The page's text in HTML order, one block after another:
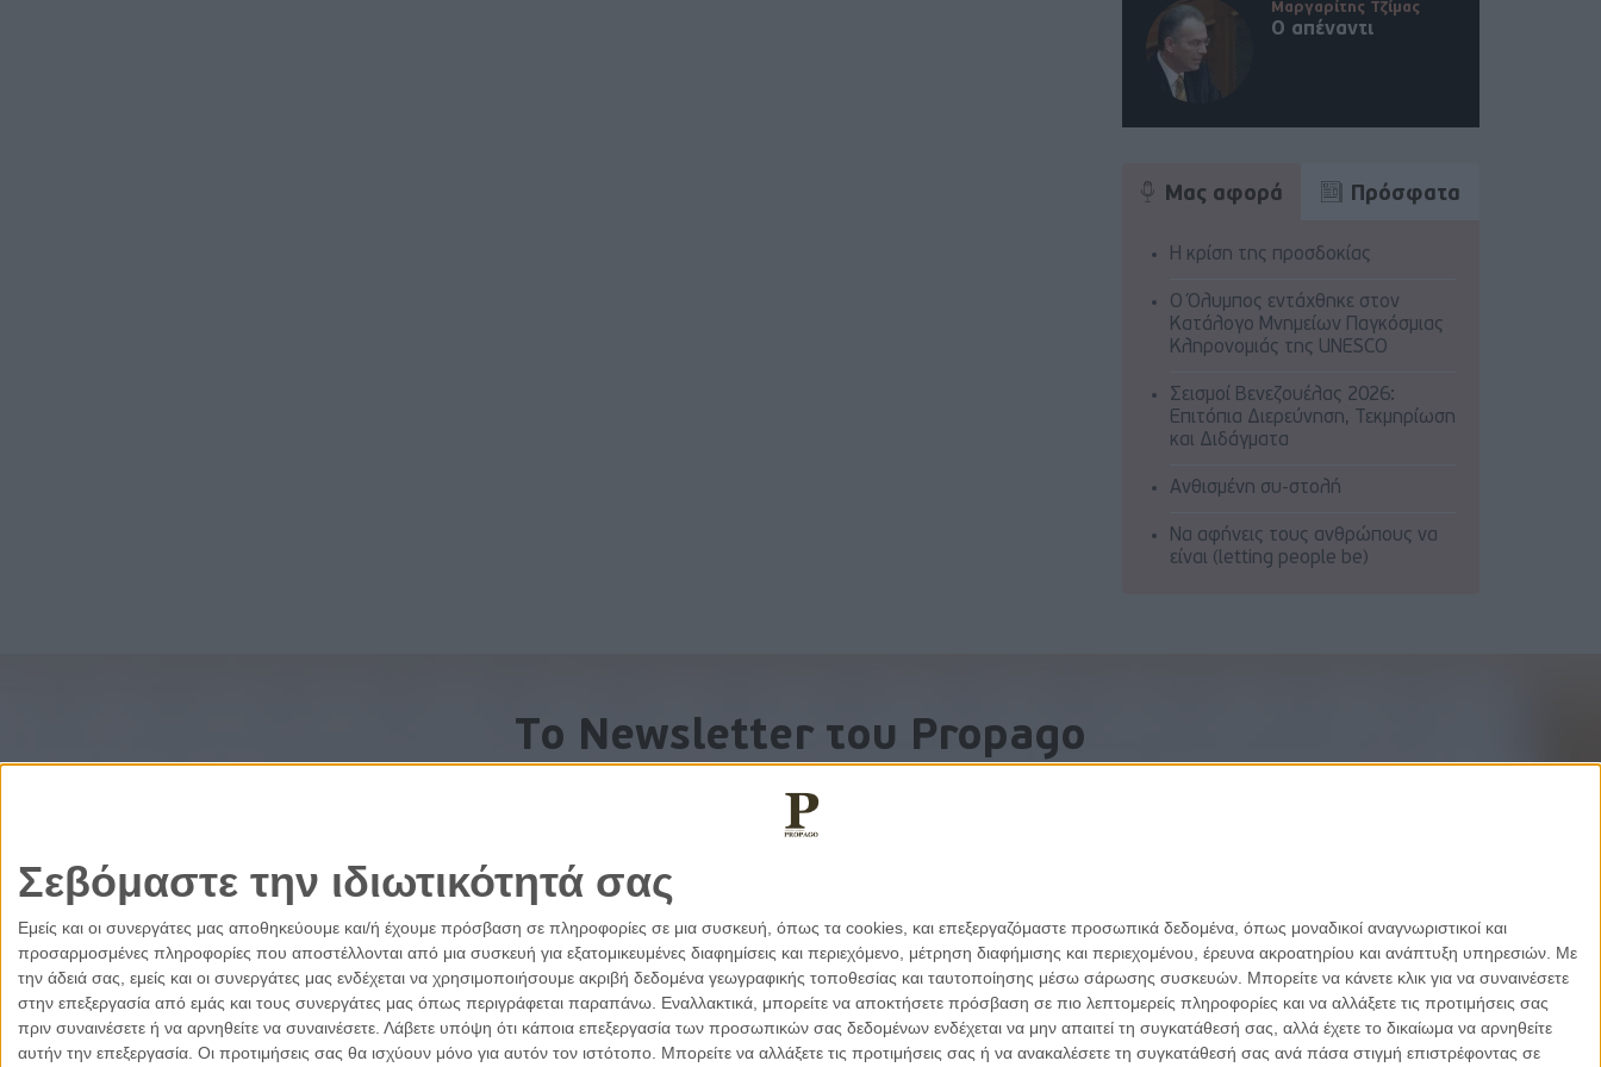
Σεβόμαστε την ιδιωτικότητά σας
Εμείς και οι συνεργάτες μας αποθηκεύουμε και/ή έχουμε πρόσβαση σε πληροφορίες σε μια συσκευή, όπως τα cookies, και επεξεργαζόμαστε προσωπικά δεδομένα, όπως μοναδικοί αναγνωριστικοί και
προσαρμοσμένες πληροφορίες που αποστέλλονται από μια συσκευή για εξατομικευμένες διαφημίσεις και περιεχόμενο, μέτρηση διαφήμισης και περιεχομένου, έρευνα ακροατηρίου και ανάπτυξη υπηρεσιών. Με
την άδειά σας, εμείς και οι συνεργάτες μας ενδέχεται να χρησιμοποιήσουμε ακριβή δεδομένα γεωγραφικής τοποθεσίας και ταυτοποίησης μέσω σάρωσης συσκευών. Μπορείτε να κάνετε κλικ για να συναινέσετε
στην επεξεργασία από εμάς και τους συνεργάτες μας όπως περιγράφεται παραπάνω. Εναλλακτικά, μπορείτε να αποκτήσετε πρόσβαση σε πιο λεπτομερείς πληροφορίες και να αλλάξετε τις προτιμήσεις σας
πριν συναινέσετε ή να αρνηθείτε να συναινέσετε. Λάβετε υπόψη ότι κάποια επεξεργασία των προσωπικών σας δεδομένων ενδέχεται να μην απαιτεί τη συγκατάθεσή σας, αλλά έχετε το δικαίωμα να αρνηθείτε
αυτήν την επεξεργασία. Οι προτιμήσεις σας θα ισχύουν μόνο για αυτόν τον ιστότοπο. Μπορείτε να αλλάξετε τις προτιμήσεις σας ή να ανακαλέσετε τη συγκατάθεσή σας ανά πάσα στιγμή επιστρέφοντας σε
Μαργαρίτης Τζίμας
Ο απέναντι
Μας αφορά Πρόσφατα
Η κρίση της προσδοκίας
Ο Όλυμπος εντάχθηκε στον
Κατάλογο Μνημείων Παγκόσμιας
Κληρονομιάς της UNESCO
Σεισμοί Βενεζουέλας 2026:
Επιτόπια Διερεύνηση, Τεκμηρίωση
και Διδάγματα
Ανθισμένη συ-στολή
Να αφήνεις τους ανθρώπους να
είναι (letting people be)
To Newsletter του Propago
Λάβετε την ανάλυση της ημέρας στο email σας
Ελλάδα Κύπρος Δικαιοσύνη Πολιτισμός Παρεμβάσεις Designed by Porcupine Colors-Developed by Joinweb